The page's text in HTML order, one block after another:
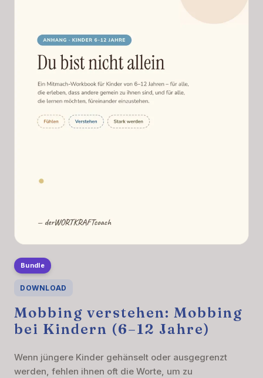
Bundle
DOWNLOAD
Mobbing verstehen: Mobbing
bei Kindern (6–12 Jahre)
Wenn jüngere Kinder gehänselt oder ausgegrenzt
werden, fehlen ihnen oft die Worte, um zu